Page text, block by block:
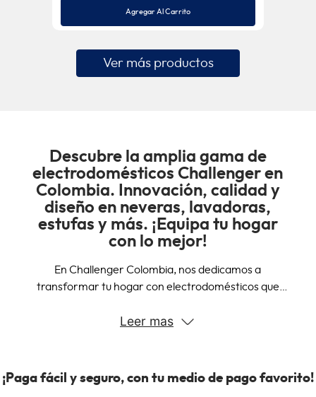
Agregar Al Carrito
Descubre la amplia gama de
electrodomésticos Challenger en
Colombia. Innovación, calidad y
diseño en neveras, lavadoras,
estufas y más. ¡Equipa tu hogar
con lo mejor!
En Challenger Colombia, nos dedicamos a
transformar tu hogar con electrodomésticos que
gama de productos está diseñada para satisfacer
Leer mas
¡Paga fácil y seguro, con tu medio de pago favorito!